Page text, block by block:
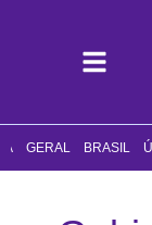
GERAL BRASIL